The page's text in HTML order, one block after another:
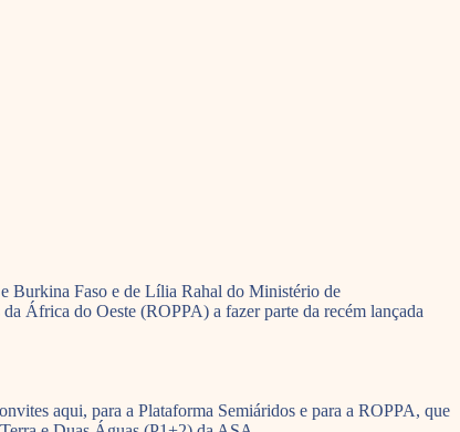
Burkina Faso e de Lília Rahal do Ministério de
África do Oeste (ROPPA) a fazer parte da recém lançada
aqui, para a Plataforma Semiáridos e para a ROPPA, que